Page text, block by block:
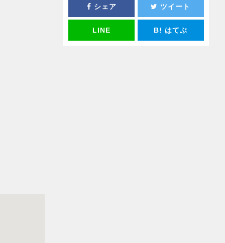
シェア ツイート
LINE B! はてぶ